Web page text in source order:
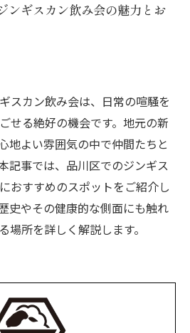
ンギスカン飲み会の魅力とお
スカン飲み会は、日常の喧騒を
せる絶好の機会です。地元の新
地よい雰囲気の中で仲間たちと
記事では、品川区でのジンギス
おすすめのスポットをご紹介し
史やその健康的な側面にも触れ
場所を詳しく解説します。